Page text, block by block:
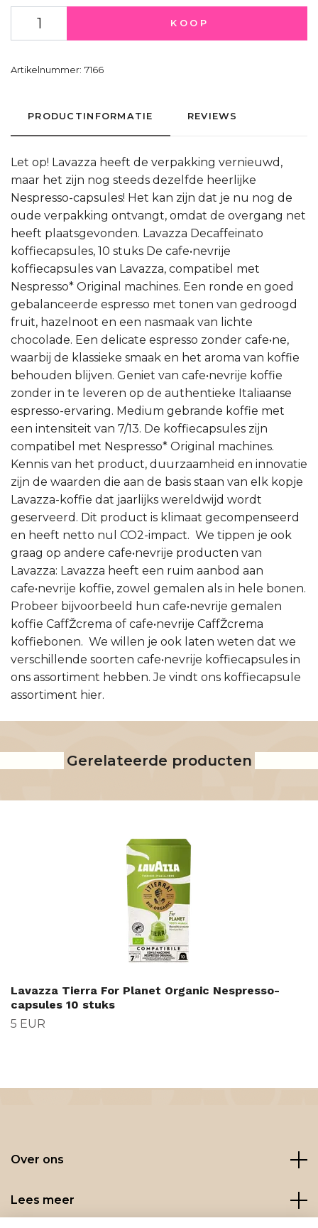
KOOP
Artikelnummer: 7166
PRODUCTINFORMATIE REVIEWS
Let op! Lavazza heeft de verpakking vernieuwd,
maar het zijn nog steeds dezelfde heerlijke
Nespresso-capsules! Het kan zijn dat je nu nog de
oude verpakking ontvangt, omdat de overgang net
heeft plaatsgevonden. Lavazza Decaffeinato
koffiecapsules, 10 stuks De cafe•nevrije
koffiecapsules van Lavazza, compatibel met
Nespresso* Original machines. Een ronde en goed
gebalanceerde espresso met tonen van gedroogd
fruit, hazelnoot en een nasmaak van lichte
chocolade. Een delicate espresso zonder cafe•ne,
waarbij de klassieke smaak en het aroma van koffie
behouden blijven. Geniet van cafe•nevrije koffie
zonder in te leveren op de authentieke Italiaanse
espresso-ervaring. Medium gebrande koffie met
een intensiteit van 7/13. De koffiecapsules zijn
compatibel met Nespresso* Original machines.
Kennis van het product, duurzaamheid en innovatie
zijn de waarden die aan de basis staan van elk kopje
Lavazza-koffie dat jaarlijks wereldwijd wordt
geserveerd. Dit product is klimaat gecompenseerd
en heeft netto nul CO2-impact. We tippen je ook
graag op andere cafe•nevrije producten van
Lavazza: Lavazza heeft een ruim aanbod aan
cafe•nevrije koffie, zowel gemalen als in hele bonen.
Probeer bijvoorbeeld hun cafe•nevrije gemalen
koffie CaffŽcrema of cafe•nevrije CaffŽcrema
koffiebonen. We willen je ook laten weten dat we
verschillende soorten cafe•nevrije koffiecapsules in
ons assortiment hebben. Je vindt ons koffiecapsule
assortiment hier.
Gerelateerde producten
Lavazza Tierra For Planet Organic Nespresso-
capsules 10 stuks
5 EUR
Over ons
Lees meer